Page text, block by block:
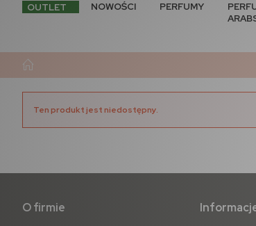
OUTLET NOWOŚCI PERFUMY
Ten produkt jest niedostępny.
O firmie